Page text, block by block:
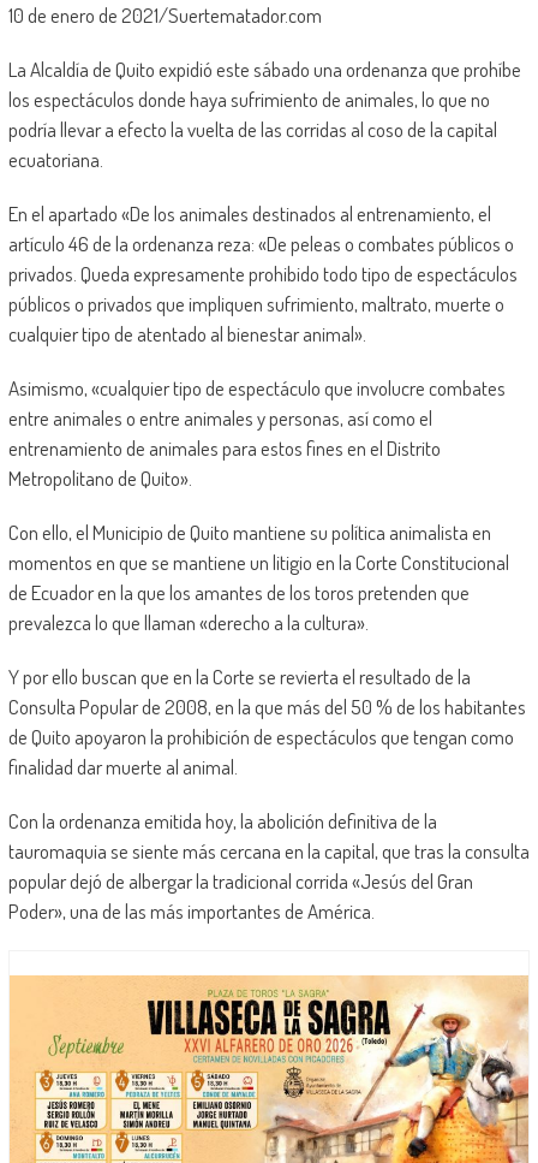
10 de enero de 2021/Suertematador.com
La Alcaldía de Quito expidió este sábado una ordenanza que prohíbe
los espectáculos donde haya sufrimiento de animales, lo que no
podría llevar a efecto la vuelta de las corridas al coso de la capital
ecuatoriana.
En el apartado «De los animales destinados al entrenamiento, el
artículo 46 de la ordenanza reza: «De peleas o combates públicos o
privados. Queda expresamente prohibido todo tipo de espectáculos
públicos o privados que impliquen sufrimiento, maltrato, muerte o
cualquier tipo de atentado al bienestar animal».
Asimismo, «cualquier tipo de espectáculo que involucre combates
entre animales o entre animales y personas, así como el
entrenamiento de animales para estos fines en el Distrito
Metropolitano de Quito».
Con ello, el Municipio de Quito mantiene su política animalista en
momentos en que se mantiene un litigio en la Corte Constitucional
de Ecuador en la que los amantes de los toros pretenden que
prevalezca lo que llaman «derecho a la cultura».
Y por ello buscan que en la Corte se revierta el resultado de la
Consulta Popular de 2008, en la que más del 50 % de los habitantes
de Quito apoyaron la prohibición de espectáculos que tengan como
finalidad dar muerte al animal.
Con la ordenanza emitida hoy, la abolición definitiva de la
tauromaquia se siente más cercana en la capital, que tras la consulta
popular dejó de albergar la tradicional corrida «Jesús del Gran
Poder», una de las más importantes de América.